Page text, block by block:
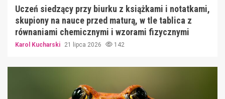
Uczeń siedzący przy biurku z książkami i notatkami,
skupiony na nauce przed maturą, w tle tablica z
równaniami chemicznymi i wzorami fizycznymi
Karol Kucharski 21 lipca 2026 142